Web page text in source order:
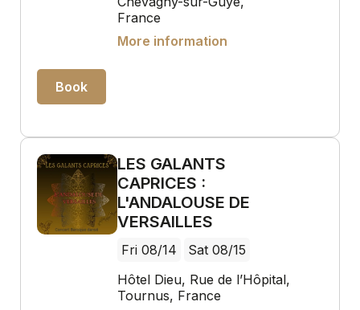
France
More information
Book
LES GALANTS
CAPRICES :
L'ANDALOUSE DE
VERSAILLES
Fri 08/14
Sat 08/15
Hôtel Dieu, Rue de l’Hôpital,
Tournus, France